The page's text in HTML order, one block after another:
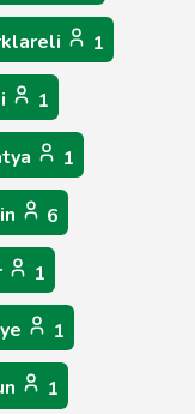
1
1
1
6
1
1
1